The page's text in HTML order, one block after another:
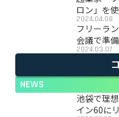
ロン」を
2024.04.08
フリーラ
会議で準
2024.03.07
NEWS
池袋で理
イン60に